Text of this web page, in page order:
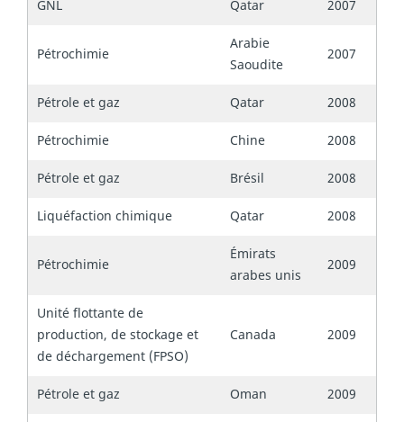
GNL Qatar 2007
Pétrochimie
Arabie
Saoudite
2007
Pétrole et gaz Qatar
2008
Pétrochimie
Chine
2008
Pétrole et gaz
Brésil
2008
Liquéfaction chimique
Qatar 2008
Pétrochimie
Émirats
arabes unis
2009
Unité flottante de
production, de stockage et
de déchargement (FPSO)
Canada 2009
Pétrole et gaz Oman
2009